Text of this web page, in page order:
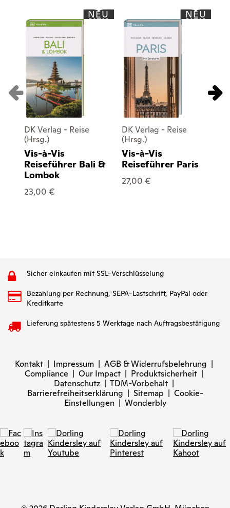
NEU
DK Verlag - Reise
(Hrsg.)
Vis-à-Vis
Reiseführer Bali &
Lombok
23,00 €
NEU
DK Verlag - Reise
(Hrsg.)
Vis-à-Vis
Reiseführer Paris
27,00 €
Sicher einkaufen mit SSL-Verschlüsselung
Bezahlung per Rechnung, SEPA-Lastschrift, PayPal oder
Kreditkarte
Lieferung spätestens 5 Werktage nach Auftragsbestätigung
Kontakt | Impressum | AGB & Widerrufsbelehrung |
Compliance | Our Impact | Produktsicherheit |
Datenschutz | TDM-Vorbehalt |
Barrierefreiheitserklärung | Sitemap | Cookie-
Einstellungen| Wonderbly